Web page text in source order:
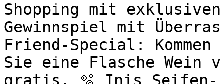
Shopping mit
Gewinnspiel mit
Friend-Special:
Sie eine Flasche Wein
gratis. 🫧 Inis Seifen-